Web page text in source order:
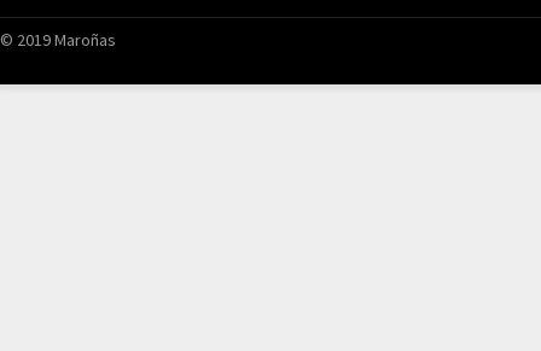
© 2019 Maroñas